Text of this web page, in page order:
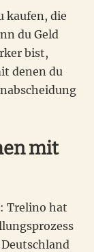
kaufen, die
du Geld
bist,
denen du
mit
Trelino hat